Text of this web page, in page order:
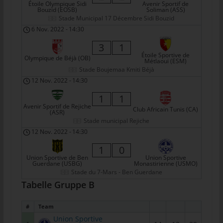
Étoile Olympique Sidi
Bouzid (EOSB)
Avenir Sportif de
Soliman (ASS)
Stade Municipal 17 Décembre Sidi Bouzid
6 Nov. 2022 - 14:30
Olympique de Béjà (OB)
3 1
Étoile Sportive de
Métlaoui (ESM)
Stade Boujemaa Kmiti Béjà
12 Nov. 2022 - 14:30
Avenir Sportif de Rejiche
(ASR)
1 1
Club Africain Tunis (CA)
Stade municipal Rejiche
12 Nov. 2022 - 14:30
Union Sportive de Ben
Guerdane (USBG)
1 0
Union Sportive
Monastirienne (USMO)
Stade du 7-Mars - Ben Guerdane
Tabelle Gruppe B
# Team
Union Sportive
tunesienfussball.de
Uwe Wassenberg
4022 Akouda - Tunesien
Telefon: +216 216 16 616
Die Internetseiten verwenden Cookies. Cookies sind
Textdateien, welche über einen Internetbrowser auf einem
Computersystem abgelegt und gespeichert werden.
Zahlreiche Internetseiten und Server verwenden Cookies. Viele
Cookies enthalten eine sogenannte Cookie-ID. Eine Cookie-ID
ist eine eindeutige Kennung des Cookies. Sie besteht aus einer